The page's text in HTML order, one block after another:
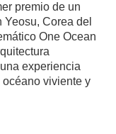
premio de un
Corea del
One Ocean
experiencia
océano viviente y